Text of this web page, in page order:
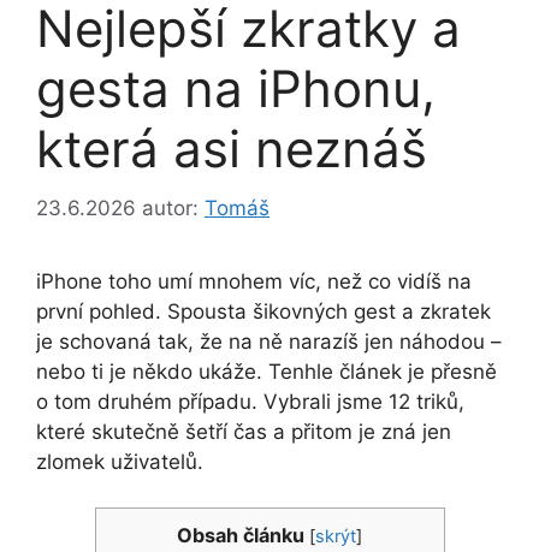
Nejlepší zkratky a
gesta na iPhonu,
která asi neznáš
23.6.2026 autor: Tomáš
iPhone toho umí mnohem víc, než co vidíš na
první pohled. Spousta šikovných gest a zkratek
je schovaná tak, že na ně narazíš jen náhodou –
nebo ti je někdo ukáže. Tenhle článek je přesně
o tom druhém případu. Vybrali jsme 12 triků,
které skutečně šetří čas a přitom je zná jen
zlomek uživatelů.
Obsah článku [skrýt]